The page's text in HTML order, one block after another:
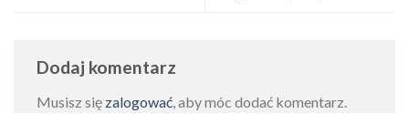
Dodaj komentarz
Musisz się zalogować , aby móc dodać komentarz.